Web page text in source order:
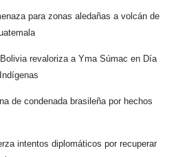
para zonas aledañas a volcán de
revaloriza a Yma Súmac en Día
de condenada brasileña por hechos
intentos diplomáticos por recuperar